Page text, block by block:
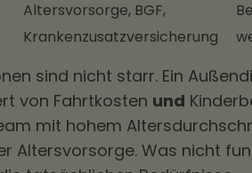
Altersvorsorge, BGF,
Krankenzusatzversicherung
sind nicht starr. Ein
von Fahrtkosten und
mit hohem
Altersvorsorge. Was nicht